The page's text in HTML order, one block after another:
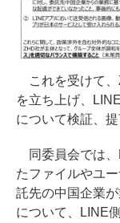
これを受けて、
を立ち上げ、
について検証、提
同委員会では、
たファイルやユ
託先の中国企業
について、LINE